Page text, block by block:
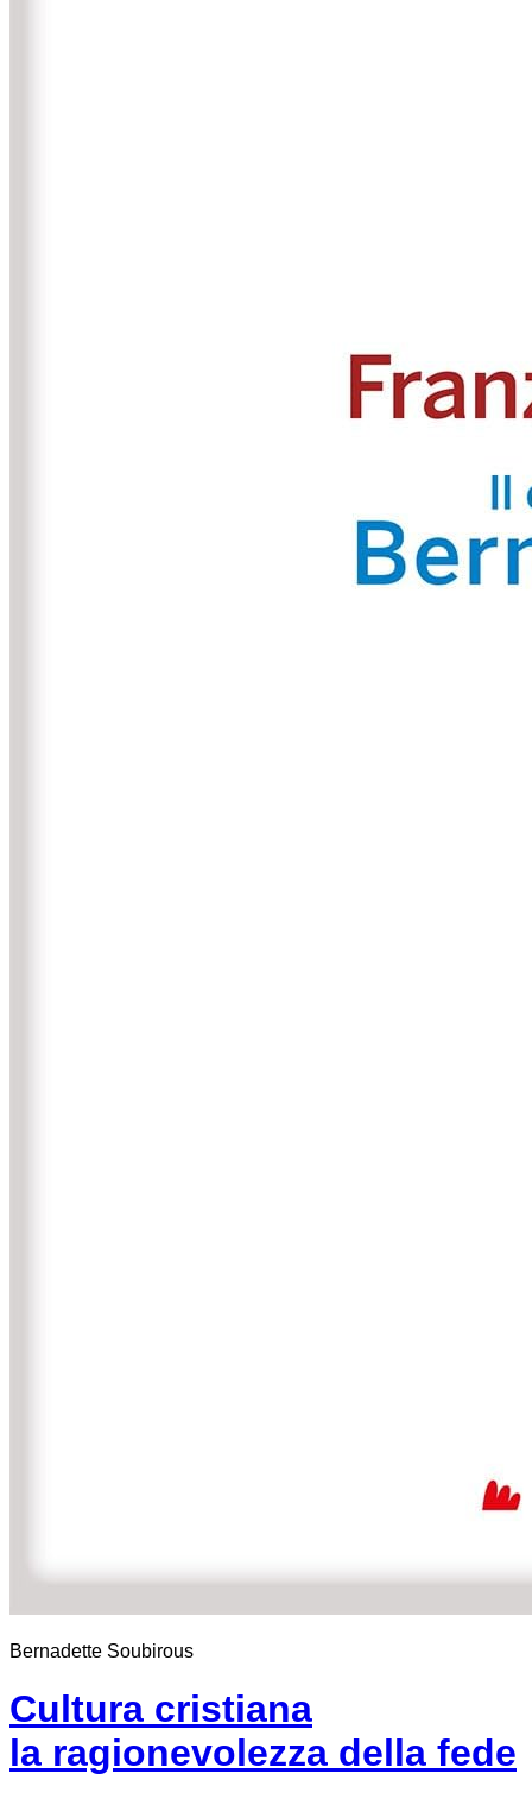
Bernadette Soubirous
Cultura cristiana
la ragionevolezza della fede